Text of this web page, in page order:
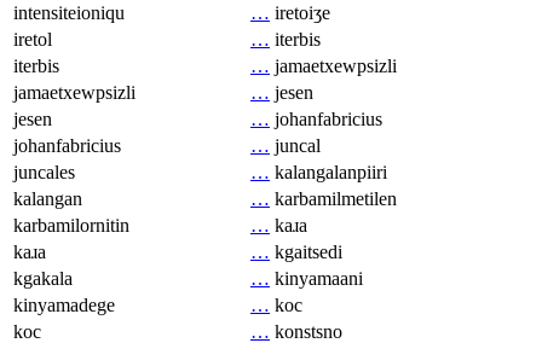
intensiteioniqu
… iretoiʒe
iretol
… iterbis
iterbis
… jamaetxewpsizli
jamaetxewpsizli
… jesen
jesen
… johanfabricius
johanfabricius
… juncal
juncales
… kalangalanpiiri
kalangan
… karbamilmetilen
karbamilornitin
… kaɹa
kaɹa
… kgaitsedi
kgakala
… kinyamaani
kinyamadege
… koc
koc
… konstsno